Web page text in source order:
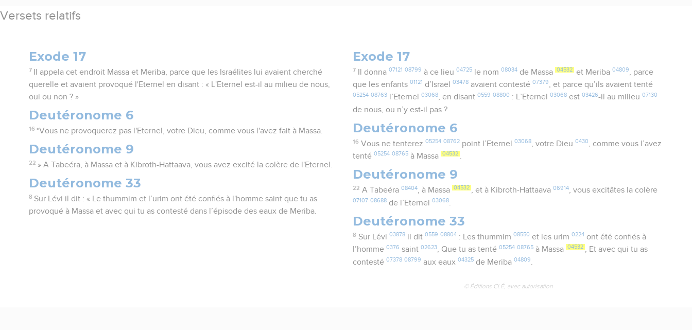
Versets relatifs
Exode 17
7
Il appela cet endroit Massa et Meriba, parce que les Israélites lui avaient cherché
querelle et avaient provoqué l'Eternel en disant : « L'Eternel est-il au milieu de nous,
oui ou non ? »
Deutéronome 6
16 *Vous ne provoquerez pas l'Eternel, votre Dieu, comme vous l'avez fait à Massa.
Deutéronome 9
22 » A Tabeéra, à Massa et à Kibroth-Hattaava, vous avez excité la colère de l'Eternel.
Deutéronome 33
8 Sur Lévi il dit : « Le thummim et l’urim ont été confiés à l'homme saint que tu as
provoqué à Massa et avec qui tu as contesté dans l’épisode des eaux de Meriba.
Exode 17
7 Il donna 07121 08799 à ce lieu 04725le nom 08034de Massa 04532 et Meriba 04809
, parce
que les enfants01121 d’Israël03478 avaient contesté07379, et parce qu’ils avaient tenté
05254 08763 l’Eternel03068, en disant0559 08800 : L’Eternel03068 est03426-il au milieu07130
de nous, ou n’y est-il pas ?
Deutéronome 6
16 Vous ne tenterez 05254 08762point l’Eternel 03068, votre Dieu 0430
, comme vous l’avez
tenté05254 08765 à Massa 04532 .
Deutéronome 9
22 A Tabeéra 08404, à Massa 04532 , et à Kibroth-Hattaava 06914, vous excitâtes la colère
07107 08688 de l’Eternel03068
Deutéronome 33
8 Sur Lévi 03878il dit 0559 08804: Les thummim 08550 et les urim 0224ont été confiés à
l’homme0376 saint02623, Que tu as tenté05254 08765 à Massa 04532 , Et avec qui tu as
contesté07378 08799 aux eaux04325 de Meriba04809
© Éditions CLÉ, avec autorisation